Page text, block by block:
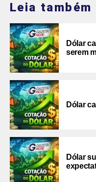
Leia também
Dólar
serem
Dólar
Dólar